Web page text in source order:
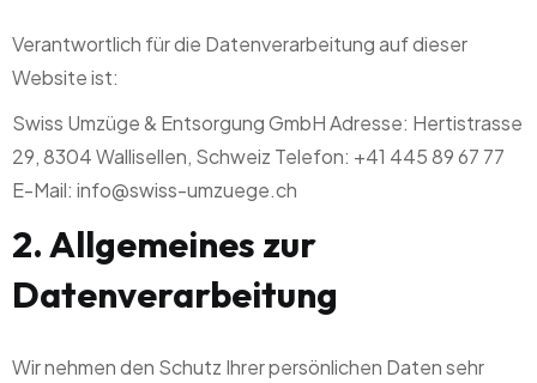
Verantwortlich für die Datenverarbeitung auf dieser
Website ist:
Swiss Umzüge & Entsorgung GmbH Adresse: Hertistrasse
29, 8304 Wallisellen, Schweiz Telefon: +41 445 89 67 77
E-Mail: info@swiss-umzuege.ch
2. Allgemeines zur
Datenverarbeitung
Wir nehmen den Schutz Ihrer persönlichen Daten sehr